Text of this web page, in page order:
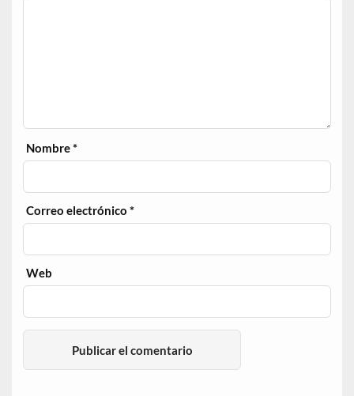
Nombre*
Correo electrónico*
Web